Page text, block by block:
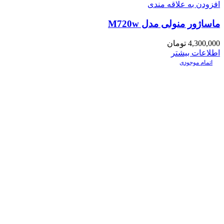
افزودن به علاقه مندی
ماساژور منولی مدل M720w
4,300,000 تومان
اطلاعات بیشتر
اتمام موجودی